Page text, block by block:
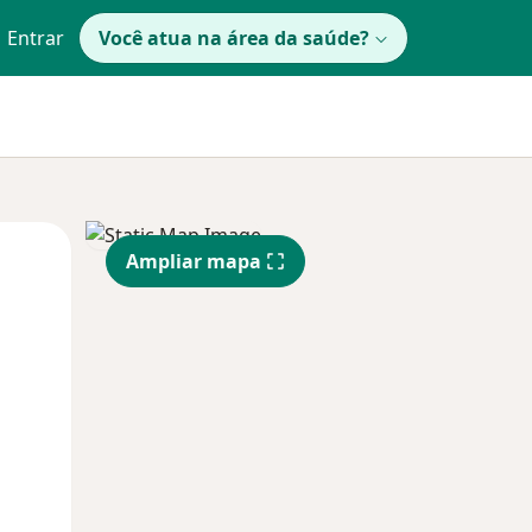
Entrar Você atua na área da saúde?
Segunda-feira Ter,
11 Ago
Qua
12 Ago
Ampliar mapa